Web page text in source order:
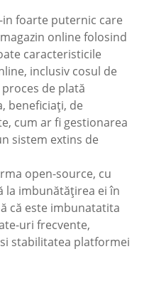
foarte puternic care
online folosind
caracteristicile
inclusiv cosul de
de plată
beneficiați, de
cum ar fi gestionarea
sistem extins de
open-source, cu
la imbunătățirea ei în
că este imbunatatita
uri frecvente,
stabilitatea platformei